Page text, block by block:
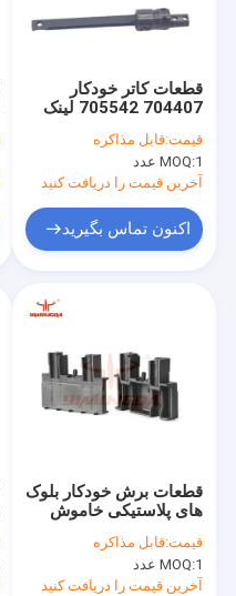
قطعات کاتر خودکار
704407 705542 لینک
IX Q80 M88 MH8
قیمت:قابل مذاکره
MOQ:1 عدد
آخرین قیمت را دریافت کنید
اکنون تماس بگیرید
قطعات برش خودکار بلوک
های پلاستیکی خاموش
129559 704679
قیمت:قابل مذاکره
MOQ:1 عدد
آخرین قیمت را دریافت کنید